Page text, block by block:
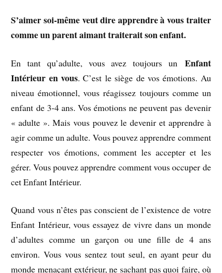
S’aimer soi-même veut dire apprendre à vous traiter
comme un parent aimant traiterait son enfant.
En tant qu’adulte, vous avez toujours un Enfant
Intérieur en vous. C’est le siège de vos émotions. Au
niveau émotionnel, vous réagissez toujours comme un
enfant de 3-4 ans. Vos émotions ne peuvent pas devenir
« adulte ». Mais vous pouvez le devenir et apprendre à
agir comme un adulte. Vous pouvez apprendre comment
respecter vos émotions, comment les accepter et les
gérer. Vous pouvez apprendre comment vous occuper de
cet Enfant Intérieur.
Quand vous n’êtes pas conscient de l’existence de votre
Enfant Intérieur, vous essayez de vivre dans un monde
d’adultes comme un garçon ou une fille de 4 ans
environ. Vous vous sentez tout seul, en ayant peur du
monde menaçant extérieur, ne sachant pas quoi faire, où